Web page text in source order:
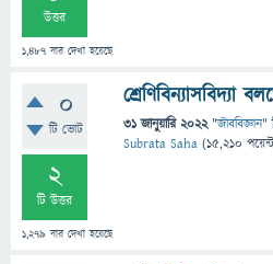
উত্তর
1,487 বার দেখা হয়েছে
0
টি ভোট
2
টি উত্তর
1,279 বার দেখা হয়েছে
শ্রেণিবিন্যাসবিদ্যা
31 জানুয়ারি 2022 "জীববিজ্ঞান"
Subrata Saha (15,210